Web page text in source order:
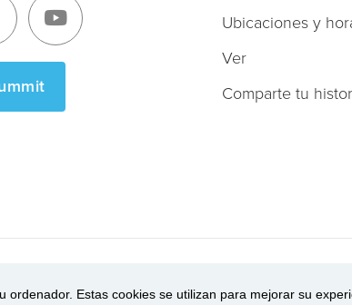
ordenador. Estas cookies se utilizan para mejorar su
Ubicaciones y
Ver
Comparte tu